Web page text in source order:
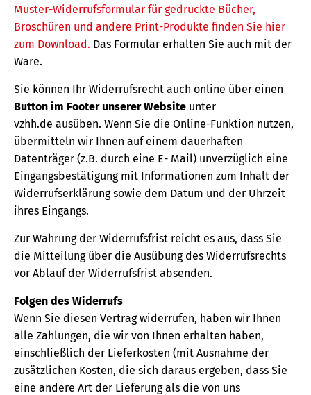
Muster-Widerrufsformular für gedruckte Bücher,
Broschüren und andere Print-Produkte finden Sie hier
zum Download. Das Formular erhalten Sie auch mit der
Ware.
Sie können Ihr Widerrufsrecht auch online über einen
Button im Footer unserer Website unter
vzhh.de ausüben. Wenn Sie die Online-Funktion nutzen,
übermitteln wir Ihnen auf einem dauerhaften
Datenträger (z.B. durch eine E- Mail) unverzüglich eine
Eingangsbestätigung mit Informationen zum Inhalt der
Widerrufserklärung sowie dem Datum und der Uhrzeit
ihres Eingangs.
Zur Wahrung der Widerrufsfrist reicht es aus, dass Sie
die Mitteilung über die Ausübung des Widerrufsrechts
vor Ablauf der Widerrufsfrist absenden.
Folgen des Widerrufs
Wenn Sie diesen Vertrag widerrufen, haben wir Ihnen
alle Zahlungen, die wir von Ihnen erhalten haben,
einschließlich der Lieferkosten (mit Ausnahme der
zusätzlichen Kosten, die sich daraus ergeben, dass Sie
eine andere Art der Lieferung als die von uns